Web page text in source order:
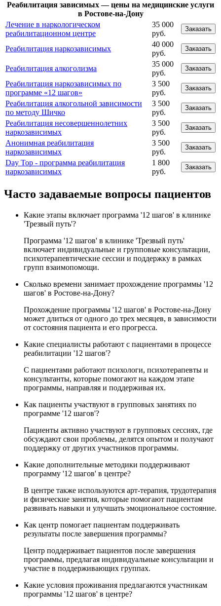
Реабилитация зависимых — цены на медицинские услуги
в Ростове-на-Дону
Лечение в наркологическом
реабилитационном центре
35 000
руб.
Заказать
Реабилитация наркозависимых
40 000
руб.
Заказать
Реабилитация алкоголизма
35 000
руб.
Заказать
Реабилитация наркозависимых по
программе «12 шагов»
3 500
руб.
Заказать
Реабилитация алкогольной зависимости
по методу Шичко
3 500
руб.
Заказать
Реабилитация несовершеннолетних
наркозависимых
3 500
руб.
Заказать
Анонимная реабилитация
наркозависимых
3 500
руб.
Заказать
Day Top - программа реабилитация
наркозависимых
1 800
руб.
Заказать
Часто задаваемые вопросы пациентов
Какие этапы включает программа '12 шагов' в клинике
'Трезвый путь'?
Программа '12 шагов' в клинике 'Трезвый путь'
включает индивидуальные и групповые консультации,
психотерапевтические сессии и поддержку в рамках
групп взаимопомощи.
Сколько времени занимает прохождение программы '12
шагов' в Ростове-на-Дону?
Прохождение программы '12 шагов' в Ростове-на-Дону
может длиться от одного до трех месяцев, в зависимости
от состояния пациента и его прогресса.
Какие специалисты работают с пациентами в процессе
реабилитации '12 шагов'?
С пациентами работают психологи, психотерапевты и
консультанты, которые помогают на каждом этапе
программы, направляя и поддерживая их.
Как пациенты участвуют в групповых занятиях по
программе '12 шагов'?
Пациенты активно участвуют в групповых сессиях, где
обсуждают свои проблемы, делятся опытом и получают
поддержку от других участников программы.
Какие дополнительные методики поддерживают
программу '12 шагов' в центре?
В центре также используются арт-терапия, трудотерапия
и физические занятия, которые помогают пациентам
развивать навыки и улучшать эмоциональное состояние.
Как центр помогает пациентам поддерживать
результаты после завершения программы?
Центр поддерживает пациентов после завершения
программы, предлагая индивидуальные консультации и
участие в поддерживающих группах.
Какие условия проживания предлагаются участникам
программы '12 шагов' в центре?